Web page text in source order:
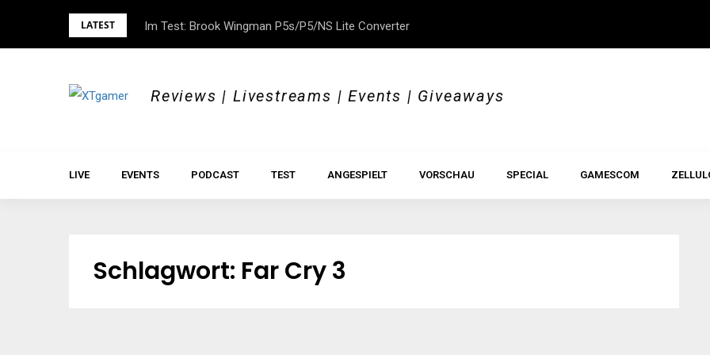
LATEST Im Test: Brook Wingman P5s/P5/NS Lite Converter
DOK.fest München 2026 – Empowered, HerStory, Beyond Borders
Reviews | Livestreams | Events | Giveaways
LIVE EVENTS PODCAST TEST ANGESPIELT VORSCHAU SPECIAL GAMESCOM
Schlagwort: Far Cry 3